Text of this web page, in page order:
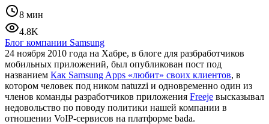
8 мин
4.8K
Блог компании Samsung
24 ноября 2010 года на Хабре, в блоге для разбработчиков
мобильных приложений, был опубликован пост под
названием Как Samsung Apps «любит» своих клиентов, в
котором человек под ником natuzzi и одновременно один из
членов команды разработчиков приложения Freeje высказывал
недовольство по поводу политики нашей компании в
отношении VoIP-сервисов на платформе bada.